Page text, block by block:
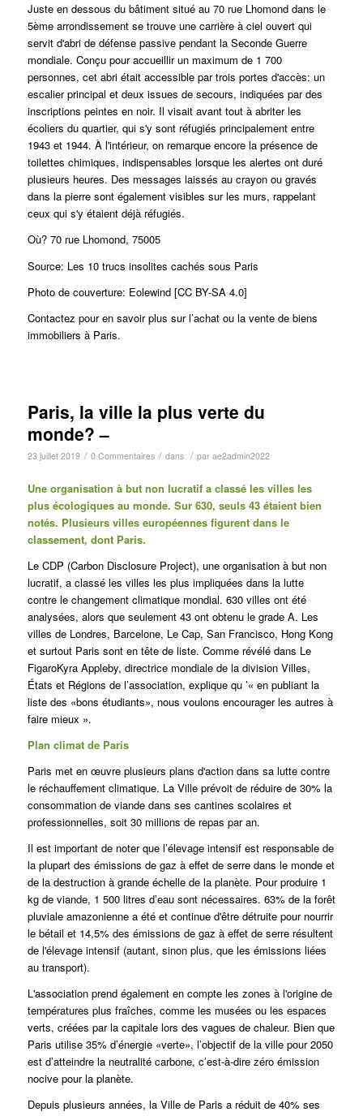
Juste en dessous du bâtiment situé au 70 rue Lhomond dans le
5ème arrondissement se trouve une carrière à ciel ouvert qui
servit d'abri de défense passive pendant la Seconde Guerre
mondiale. Conçu pour accueillir un maximum de 1 700
personnes, cet abri était accessible par trois portes d'accès: un
escalier principal et deux issues de secours, indiquées par des
inscriptions peintes en noir. Il visait avant tout à abriter les
écoliers du quartier, qui s'y sont réfugiés principalement entre
1943 et 1944. À l'intérieur, on remarque encore la présence de
toilettes chimiques, indispensables lorsque les alertes ont duré
plusieurs heures. Des messages laissés au crayon ou gravés
dans la pierre sont également visibles sur les murs, rappelant
ceux qui s'y étaient déjà réfugiés.
Où? 70 rue Lhomond, 75005
Source: Les 10 trucs insolites cachés sous Paris
Photo de couverture: Eolewind [CC BY-SA 4.0]
Contactez pour en savoir plus sur l’achat ou la vente de biens
immobiliers à Paris.
Paris, la ville la plus verte du
monde? –
23 juillet 2019 / 0 Commentaires / dans / par ae2admin2022
Une organisation à but non lucratif a classé les villes les
plus écologiques au monde. Sur 630, seuls 43 étaient bien
notés. Plusieurs villes européennes figurent dans le
classement, dont Paris.
Le CDP (Carbon Disclosure Project), une organisation à but non
lucratif, a classé les villes les plus impliquées dans la lutte
contre le changement climatique mondial. 630 villes ont été
analysées, alors que seulement 43 ont obtenu le grade A. Les
villes de Londres, Barcelone, Le Cap, San Francisco, Hong Kong
et surtout Paris sont en tête de liste. Comme révélé dans Le
FigaroKyra Appleby, directrice mondiale de la division Villes,
États et Régions de l’association, explique qu ’« en publiant la
liste des «bons étudiants», nous voulons encourager les autres à
faire mieux ».
Plan climat de Paris
Paris met en œuvre plusieurs plans d'action dans sa lutte contre
le réchauffement climatique. La Ville prévoit de réduire de 30% la
consommation de viande dans ses cantines scolaires et
professionnelles, soit 30 millions de repas par an.
Il est important de noter que l’élevage intensif est responsable de
la plupart des émissions de gaz à effet de serre dans le monde et
de la destruction à grande échelle de la planète. Pour produire 1
kg de viande, 1 500 litres d’eau sont nécessaires. 63% de la forêt
pluviale amazonienne a été et continue d'être détruite pour nourrir
le bétail et 14,5% des émissions de gaz à effet de serre résultent
de l'élevage intensif (autant, sinon plus, que les émissions liées
au transport).
L'association prend également en compte les zones à l'origine de
températures plus fraîches, comme les musées ou les espaces
verts, créées par la capitale lors des vagues de chaleur. Bien que
Paris utilise 35% d’énergie «verte», l’objectif de la ville pour 2050
est d’atteindre la neutralité carbone, c’est-à-dire zéro émission
nocive pour la planète.
Depuis plusieurs années, la Ville de Paris a réduit de 40% ses